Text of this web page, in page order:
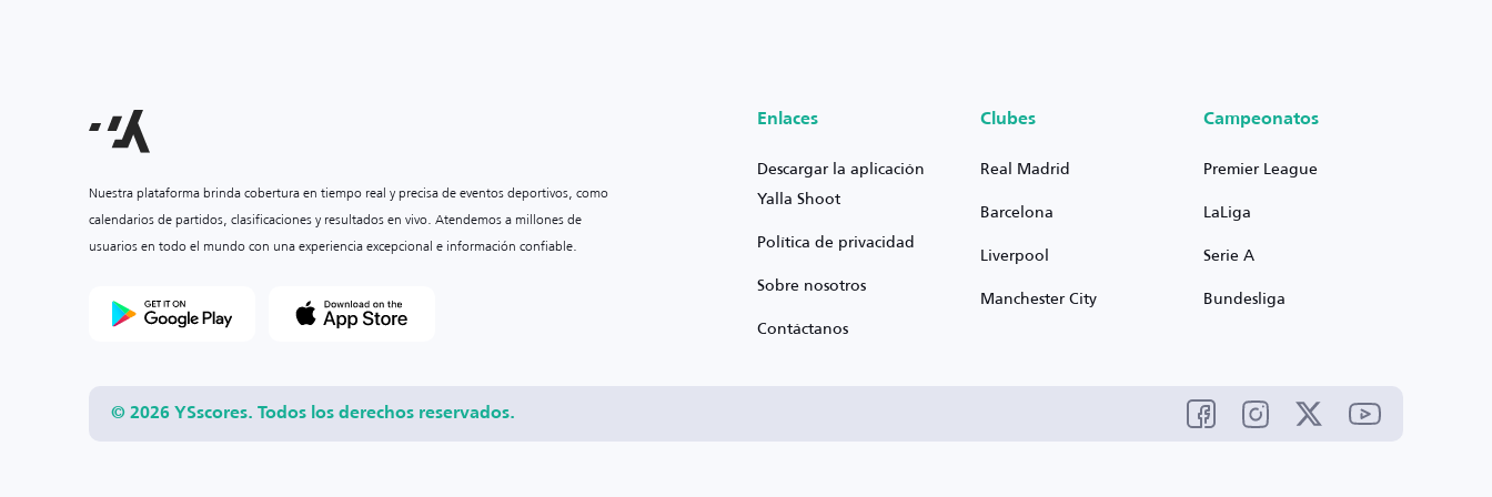
Nuestra plataforma brinda cobertura en tiempo real y precisa de eventos deportivos, como
calendarios de partidos, clasificaciones y resultados en vivo. Atendemos a millones de
usuarios en todo el mundo con una experiencia excepcional e información confiable.
Enlaces
Descargar la aplicación
Yalla Shoot
Política de privacidad
Sobre nosotros
Contáctanos
Clubes
Real Madrid
Barcelona
Liverpool
Manchester City
Campeonatos
Premier League
LaLiga
Serie A
Bundesliga
© 2026 YSscores. Todos los derechos reservados.